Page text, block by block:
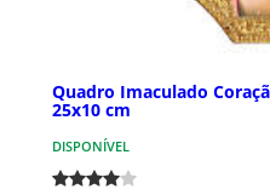
Quadro Imaculado
25x10 cm
DISPONÍVEL